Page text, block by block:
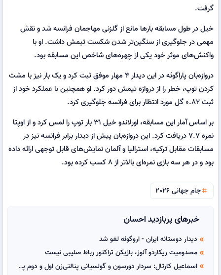
گرفت.
خیل در طول مسابقه بارها مانع از گلزنی مهاجمان فرانسه شد و نقش
مهمی در جلوگیری از سنگین‌تر شدن شکست تیمش داشت. او با
واکنش‌های موثر خود یکی از چهره‌های شاخص این مسابقه بود.
دروازه‌بان پاراگوئه در این دیدار ۴ مهار موفق ثبت کرد و یک بار نیز با مشت
کردن توپ، خطر را از دروازه تیمش دور کرد. او همچنین با عملکرد خود از
ثبت ۰.۸۲ گل مورد انتظار برای فرانسه جلوگیری کرد.
بر اساس آمار این مسابقه، اورلاندو خیل ۳۱ بار توپ را لمس کرد و از اوپتا
نمره ۷.۷ دریافت کرد. این دروازه‌بان پیش از دیدار برابر فرانسه نیز در
مسابقات مقابل ترکیه، استرالیا و آلمان نمایش‌های قابل توجهی ارائه داده
بود و در هر سه بازی نمره‌ای بالاتر از ۸ کسب کرده بود.
tagجام جهانی 2026
خبرهای پربازدید احسان
double_arrow دیدار دوستانه ایران - اروگوئه لغو شد
double_arrow مصدومیت ریکاردو آلوز، بازیکن تراکتور رباط صلیبی نیست
double_arrow اسماعیل کارتال: سردار دورسون و گولسیانی پنالتی‌زن اول و دوم پرسپولیس هستند